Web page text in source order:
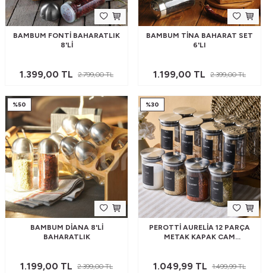
BAMBUM FONTI BAHARATLIK
8'LI
1.399,00 TL 2.799,00TL
BAMBUM TINA BAHARAT SET
6'LI
1.199,00 TL 2.399,00TL
%50
BAMBUM DIANA 8'LI
BAHARATLIK
1.199,00 TL 2.399,00TL
%30
PEROTTI AURELIA 12 PARÇA
METAK KAPAK CAM
1.049,99 TL 1.499,99TL